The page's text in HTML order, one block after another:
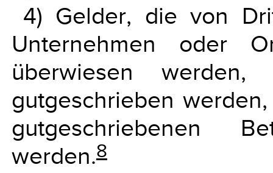
4) Gelder, die von
Unternehmen oder
überwiesen
gutgeschrieben
gutgeschriebenen
werden.8